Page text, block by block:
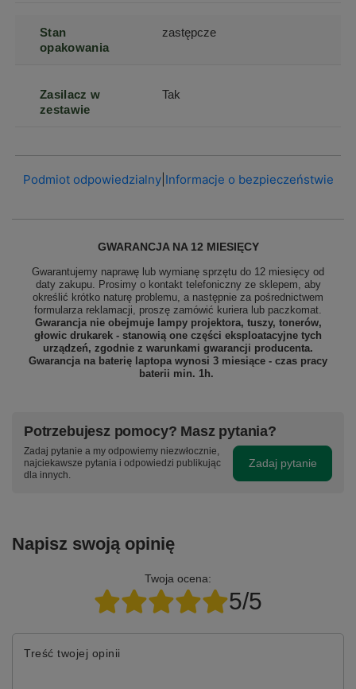
Stan
opakowania
zastępcze
Zasilacz w
zestawie
Tak
Podmiot odpowiedzialny| Informacje o bezpieczeństwie
GWARANCJA NA 12 MIESIĘCY
Gwarantujemy naprawę lub wymianę sprzętu do 12 miesięcy od
daty zakupu. Prosimy o kontakt telefoniczny ze sklepem, aby
określić krótko naturę problemu, a następnie za pośrednictwem
formularza reklamacji, proszę zamówić kuriera lub paczkomat.
Gwarancja nie obejmuje lampy projektora, tuszy, tonerów,
głowic drukarek - stanowią one części eksploatacyjne tych
urządzeń, zgodnie z warunkami gwarancji producenta.
Gwarancja na baterię laptopa wynosi 3 miesiące - czas pracy
baterii min. 1h.
Potrzebujesz pomocy? Masz pytania?
Zadaj pytanie a my odpowiemy niezwłocznie,
najciekawsze pytania i odpowiedzi publikując
dla innych.
Zadaj pytanie
Napisz swoją opinię
Twoja ocena:
5/5
Treść twojej opinii